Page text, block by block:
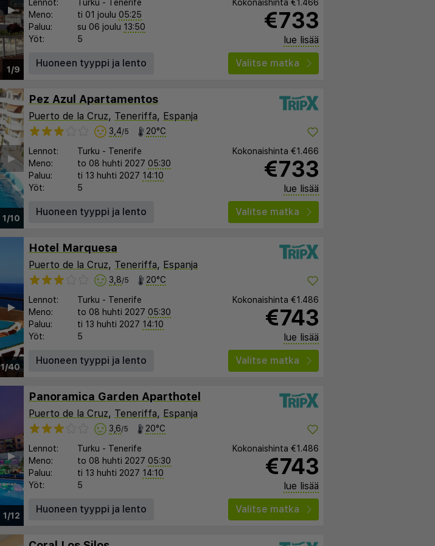
1/9
▶︎
Lennot: Turku - Tenerife
Meno:
ti 01 joulu 05:25
Paluu:
su 06 joulu 13:50
Yöt:
5
Kokonaishinta €1.466
€733
lue lisää
Huoneen tyyppi ja lento
Valitse matka
1/10
▶︎
Pez Azul Apartamentos
Puerto de la Cruz, Teneriffa, Espanja
3,4/5 20°C
Lennot: Turku - Tenerife
Meno:
to 08 huhti 2027 05:30
Paluu:
ti 13 huhti 2027 14:10
Yöt:
5
Kokonaishinta €1.466
€733
lue lisää
Huoneen tyyppi ja lento
Valitse matka
1/40
▶︎
Hotel Marquesa
Puerto de la Cruz, Teneriffa, Espanja
3,8/5 20°C
Lennot: Turku - Tenerife
Meno:
to 08 huhti 2027 05:30
Paluu:
ti 13 huhti 2027 14:10
Yöt:
5
Kokonaishinta €1.486
€743
lue lisää
Huoneen tyyppi ja lento
Valitse matka
1/12
▶︎
Panoramica Garden Aparthotel
Puerto de la Cruz, Teneriffa, Espanja
3,6/5 20°C
Lennot: Turku - Tenerife
Meno:
to 08 huhti 2027 05:30
Paluu:
ti 13 huhti 2027 14:10
Yöt:
5
Kokonaishinta €1.486
€743
lue lisää
Huoneen tyyppi ja lento
Valitse matka